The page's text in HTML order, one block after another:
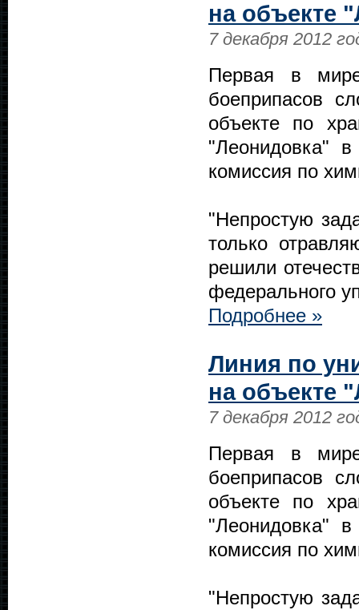
на объекте
7 декабря 2012
Первая в
боеприпасов
объекте по
"Леонидовка" в
комиссия по
"Непростую
только
решили
федерального
Подробнее »
Линия по
на объекте
7 декабря 2012
Первая в
боеприпасов
объекте по
"Леонидовка" в
комиссия по
"Непростую